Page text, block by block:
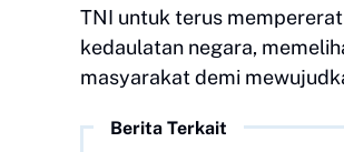
TNI untuk terus
kedaulatan negara,
masyarakat demi
Berita Terkait